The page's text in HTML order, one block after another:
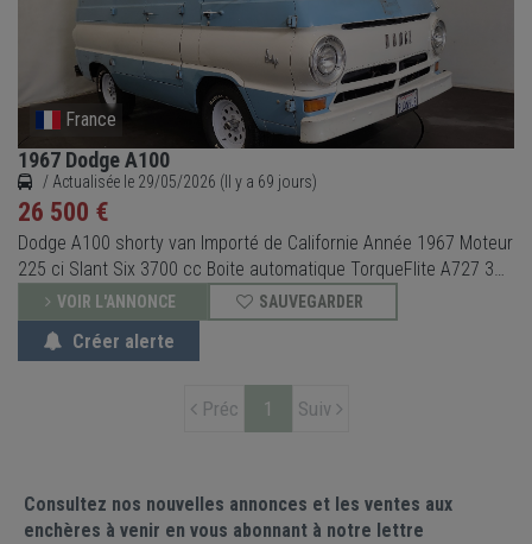
France
1967 Dodge A100
/ Actualisée le 29/05/2026 (Il y a 69 jours)
26 500 €
Dodge A100 shorty van Importé de Californie Année 1967 Moteur
225 ci Slant Six 3700 cc Boite automatique TorqueFlite A727 3
vitesses Radiateur aluminium Pneus Cooper Cobra
Echappement latéral Travaux récents: – Dépose pose réservoir
VOIR L'ANNONCE SAUVEGARDER
Créer alerte
Préc 1 Suiv
Consultez nos nouvelles annonces et les ventes aux
enchères à venir en vous abonnant à notre lettre